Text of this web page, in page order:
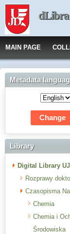
MAIN PAGE
Metadata
Library
Digital Library
Rozprawy
Czasopisma
Chemia
Chemia i
Środowiska